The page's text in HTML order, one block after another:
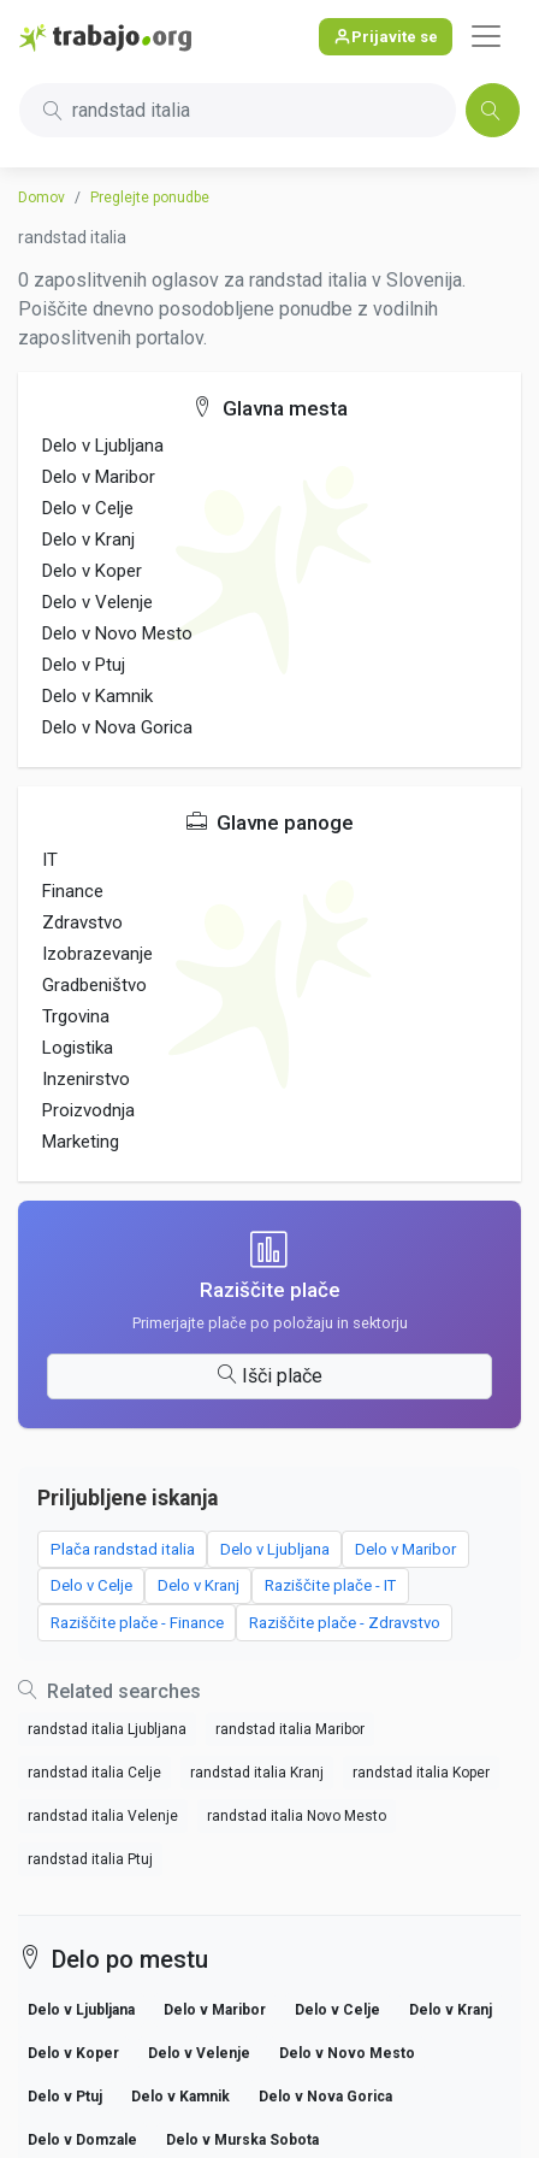
Prijavite se
randstad italia
Domov Preglejte ponudbe
randstad italia
0 zaposlitvenih oglasov za randstad italia v Slovenija.
Poiščite dnevno posodobljene ponudbe z vodilnih
zaposlitvenih portalov.
Glavna mesta
Delo v Ljubljana
Delo v Maribor
Delo v Celje
Delo v Kranj
Delo v Koper
Delo v Velenje
Delo v Novo Mesto
Delo v Ptuj
Delo v Kamnik
Delo v Nova Gorica
Glavne panoge
IT
Finance
Zdravstvo
Izobrazevanje
Gradbeništvo
Trgovina
Logistika
Inzenirstvo
Proizvodnja
Marketing
Raziščite plače
Primerjajte plače po položaju in sektorju
Išči plače
Priljubljene iskanja
Plača randstad italia Delo v Ljubljana Delo v Maribor
Delo v Celje Delo v Kranj Raziščite plače - IT
Raziščite plače - Finance Raziščite plače - Zdravstvo
Related searches
randstad italia Ljubljana randstad italia Maribor
randstad italia Celje randstad italia Kranj randstad italia Koper
randstad italia Velenje randstad italia Novo Mesto
randstad italia Ptuj
Delo po mestu
Delo v Ljubljana Delo v Maribor Delo v Celje Delo v Kranj
Delo v Koper Delo v Velenje Delo v Novo Mesto
Delo v Ptuj Delo v Kamnik Delo v Nova Gorica
Delo v Domzale Delo v Murska Sobota